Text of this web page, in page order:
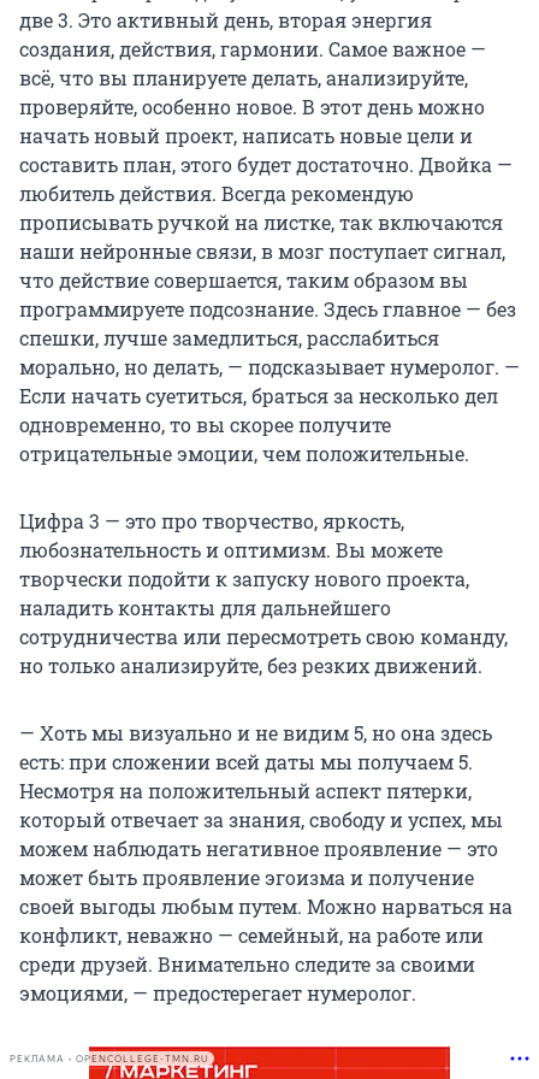
две 3. Это активный день, вторая энергия
создания, действия, гармонии. Самое важное —
всё, что вы планируете делать, анализируйте,
проверяйте, особенно новое. В этот день можно
начать новый проект, написать новые цели и
составить план, этого будет достаточно. Двойка —
любитель действия. Всегда рекомендую
прописывать ручкой на листке, так включаются
наши нейронные связи, в мозг поступает сигнал,
что действие совершается, таким образом вы
программируете подсознание. Здесь главное — без
спешки, лучше замедлиться, расслабиться
морально, но делать, — подсказывает нумеролог. —
Если начать суетиться, браться за несколько дел
одновременно, то вы скорее получите
отрицательные эмоции, чем положительные.
Цифра 3 — это про творчество, яркость,
любознательность и оптимизм. Вы можете
творчески подойти к запуску нового проекта,
наладить контакты для дальнейшего
сотрудничества или пересмотреть свою команду,
но только анализируйте, без резких движений.
— Хоть мы визуально и не видим 5, но она здесь
есть: при сложении всей даты мы получаем 5.
Несмотря на положительный аспект пятерки,
который отвечает за знания, свободу и успех, мы
можем наблюдать негативное проявление — это
может быть проявление эгоизма и получение
своей выгоды любым путем. Можно нарваться на
конфликт, неважно — семейный, на работе или
среди друзей. Внимательно следите за своими
эмоциями, — предостерегает нумеролог.
РЕКЛАМА • OPENCOLLEGE-TMN.RU